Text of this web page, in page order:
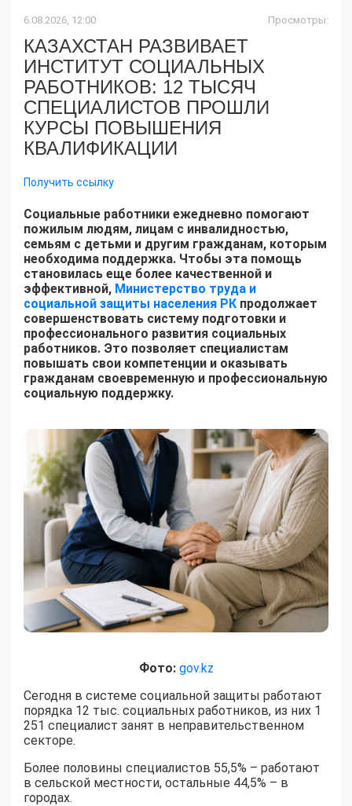
6.08.2026, 12:00 Просмотры:
КАЗАХСТАН РАЗВИВАЕТ
ИНСТИТУТ СОЦИАЛЬНЫХ
РАБОТНИКОВ: 12 ТЫСЯЧ
СПЕЦИАЛИСТОВ ПРОШЛИ
КУРСЫ ПОВЫШЕНИЯ
КВАЛИФИКАЦИИ
Получить ссылку
Социальные работники ежедневно помогают
пожилым людям, лицам с инвалидностью,
семьям с детьми и другим гражданам, которым
необходима поддержка. Чтобы эта помощь
становилась еще более качественной и
эффективной, Министерство труда и
социальной защиты населения РК продолжает
совершенствовать систему подготовки и
профессионального развития социальных
работников. Это позволяет специалистам
повышать свои компетенции и оказывать
гражданам своевременную и профессиональную
социальную поддержку.
Фото: gov.kz
Сегодня в системе социальной защиты работают
порядка 12 тыс. социальных работников, из них 1
251 специалист занят в неправительственном
секторе.
Более половины специалистов 55,5% – работают
в сельской местности, остальные 44,5% – в
городах.